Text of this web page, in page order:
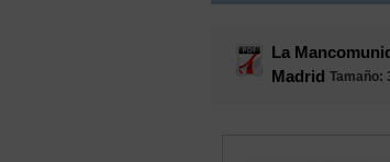
La
Madrid Tamaño: